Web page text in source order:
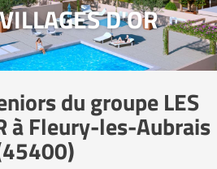
D'OR
du groupe LES
à Fleury-les-Aubrais